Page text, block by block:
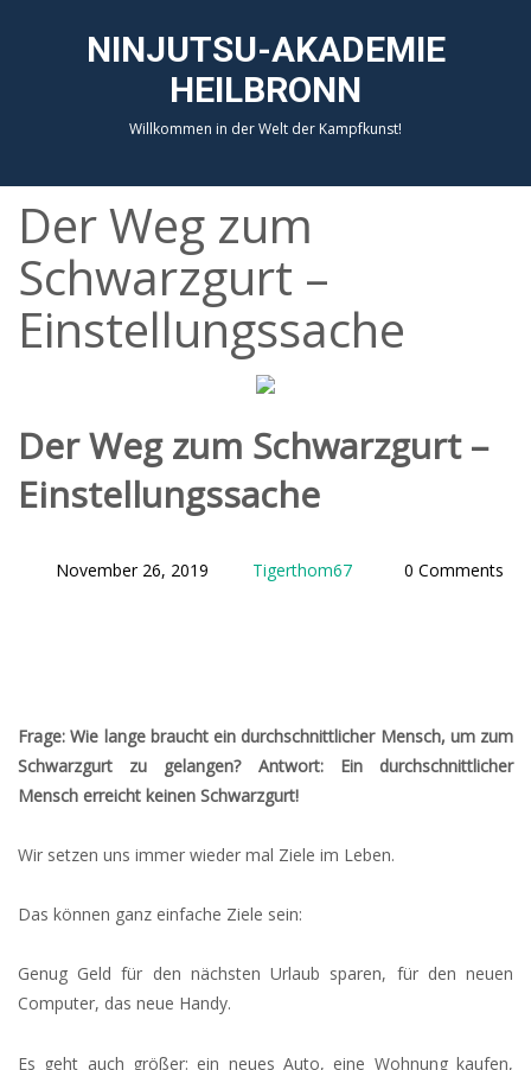
NINJUTSU-AKADEMIE
HEILBRONN
Willkommen in der Welt der Kampfkunst!
Der Weg zum
Schwarzgurt –
Einstellungssache
Der Weg zum Schwarzgurt –
Einstellungssache
November 26, 2019 Tigerthom67 0 Comments
Frage: Wie lange braucht ein durchschnittlicher Mensch, um zum
Schwarzgurt zu gelangen? Antwort: Ein durchschnittlicher
Mensch erreicht keinen Schwarzgurt!
Wir setzen uns immer wieder mal Ziele im Leben.
Das können ganz einfache Ziele sein:
Genug Geld für den nächsten Urlaub sparen, für den neuen
Computer, das neue Handy.
Es geht auch größer: ein neues Auto, eine Wohnung kaufen,